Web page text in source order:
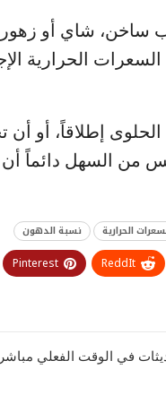
ساخن، شاي أو
الحرارية
إطلاقاً، أو
من السهل دائماً أن
الحرارية نسبة الدهون
ReddIt
Pinterest
في الوقت الفعلي